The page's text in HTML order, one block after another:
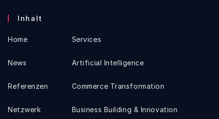
Inhalt
Home
News
Referenzen
Netzwerk
Services
Artificial Intelligence
Commerce Transformation
Business Building & Innovation